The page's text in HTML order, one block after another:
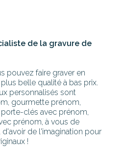
de la gravure de
pouvez faire graver en
belle qualité à bas prix.
personnalisés sont
gourmette prénom,
clés avec prénom,
prénom, à vous de
d'avoir de l'imagination pour
!